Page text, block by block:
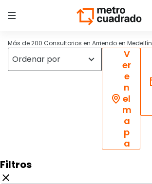
Más de 200 Consultorios en Arriendo en Medellín
V
er
e
n
el
m
a
p
a
Filtros